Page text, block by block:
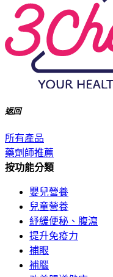
返回
所有產品
藥劑師推薦
按功能分類
嬰兒營養
兒童營養
紓緩便秘、腹瀉
提升免疫力
補眼
補腦